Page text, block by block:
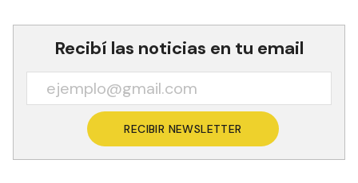
Recibí las noticias en tu email
RECIBIR NEWSLETTER